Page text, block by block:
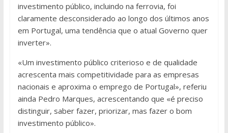
investimento público, incluindo na ferrovia, foi
claramente desconsiderado ao longo dos últimos anos
em Portugal, uma tendência que o atual Governo quer
inverter».
«Um investimento público criterioso e de qualidade
acrescenta mais competitividade para as empresas
nacionais e aproxima o emprego de Portugal», referiu
ainda Pedro Marques, acrescentando que «é preciso
distinguir, saber fazer, priorizar, mas fazer o bom
investimento público».